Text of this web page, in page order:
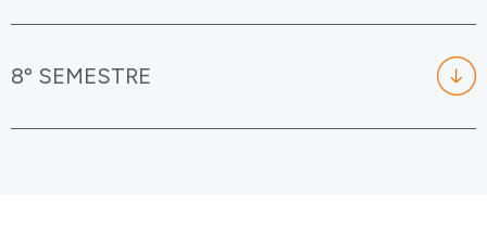
8º SEMESTRE